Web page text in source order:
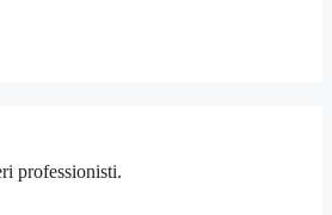
professionisti.